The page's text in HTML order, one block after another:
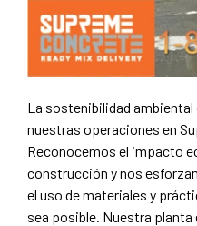
La sostenibilidad
nuestras operaciones en
Reconocemos el impacto
construcción y nos
el uso de materiales y
sea posible. Nuestra